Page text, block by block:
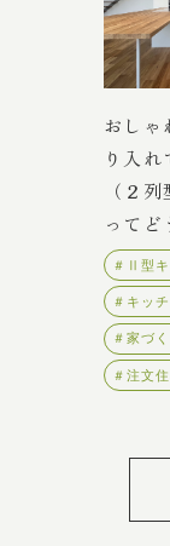
CEDAR
リフォー
私たちの
おしゃ
り入
（２
ってど
う？
＃Ⅱ型
＃キッ
＃家づく
＃注文